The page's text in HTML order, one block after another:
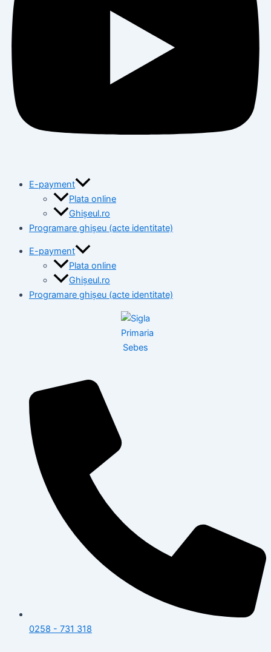
E-payment
Plata online
Ghișeul.ro
Programare ghișeu (acte identitate)
E-payment
Plata online
Ghișeul.ro
Programare ghișeu (acte identitate)
0258 - 731 318